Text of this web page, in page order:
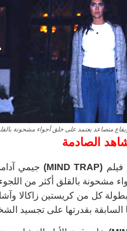
متصاعد يعتمد على خلق أجواء مشحونة
الصادمة
فيلم (
MIND TRAP
) جيمي
مشحونة بالقلق أكثر من
كل من كريستين زاكالا
بقدرتها على تجسيد